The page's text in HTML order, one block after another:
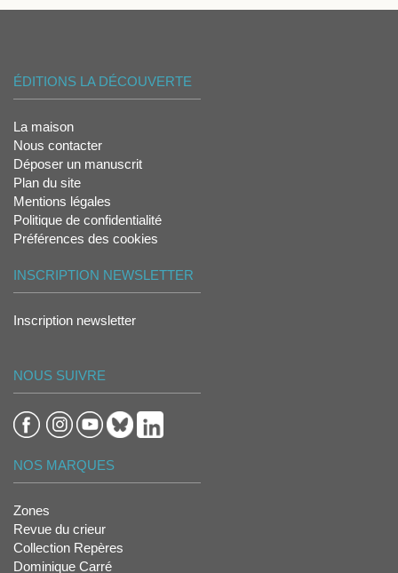
ÉDITIONS LA DÉCOUVERTE
La maison
Nous contacter
Déposer un manuscrit
Plan du site
Mentions légales
Politique de confidentialité
Préférences des cookies
INSCRIPTION NEWSLETTER
Inscription newsletter
NOUS SUIVRE
NOS MARQUES
Zones
Revue du crieur
Collection Repères
Dominique Carré